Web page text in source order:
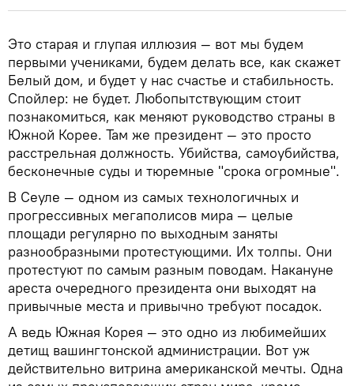
Это старая и глупая иллюзия — вот мы будем
первыми учениками, будем делать все, как скажет
Белый дом, и будет у нас счастье и стабильность.
Спойлер: не будет. Любопытствующим стоит
познакомиться, как меняют руководство страны в
Южной Корее. Там же президент — это просто
расстрельная должность. Убийства, самоубийства,
бесконечные суды и тюремные "срока огромные".
В Сеуле — одном из самых технологичных и
прогрессивных мегаполисов мира — целые
площади регулярно по выходным заняты
разнообразными протестующими. Их толпы. Они
протестуют по самым разным поводам. Накануне
ареста очередного президента они выходят на
привычные места и привычно требуют посадок.
А ведь Южная Корея — это одно из любимейших
детищ вашингтонской администрации. Вот уж
действительно витрина американской мечты. Одна